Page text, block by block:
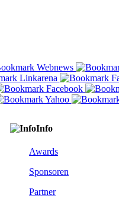
Info
Awards
Sponsoren
Partner